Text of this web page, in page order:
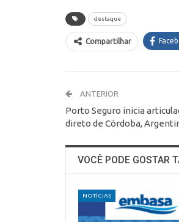
destaque
Compartilhar
ANTERIOR
Porto Seguro inicia
direto de Córdoba,
VOCÊ PODE GOSTAR
NOTÍCIAS